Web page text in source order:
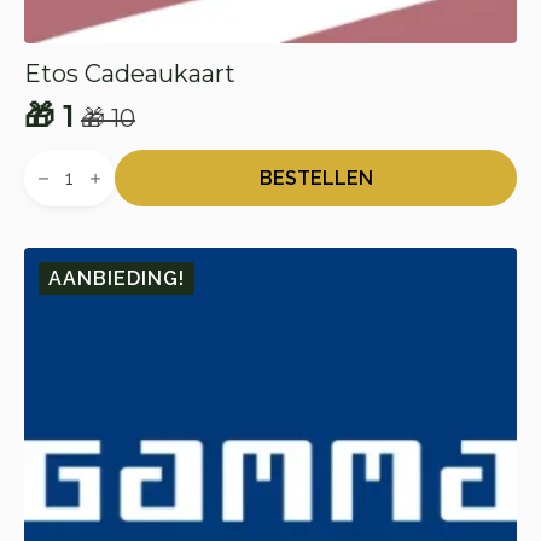
Etos Cadeaukaart
🎁10
Oorspronkelijke
prijs
🎁 10.
🎁 1
Huidige
prijs
🎁 1.
Cadeaukaart
BESTELLEN
AANBIEDING!